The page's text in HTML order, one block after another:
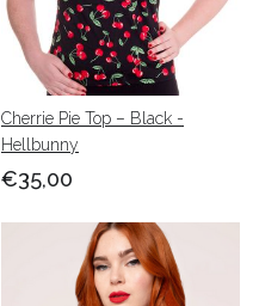
Cherrie Pie Top – Black -
Hellbunny
€35,00